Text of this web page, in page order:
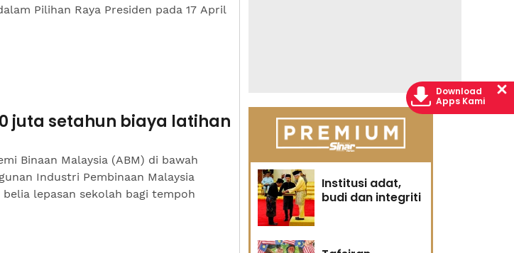
Pilihan Raya Presiden pada 17 April
juta setahun biaya latihan
Binaan Malaysia (ABM) di bawah
Industri Pembinaan Malaysia
lepasan sekolah bagi tempoh
Institusi adat,
budi dan integriti
Download
Apps Kami